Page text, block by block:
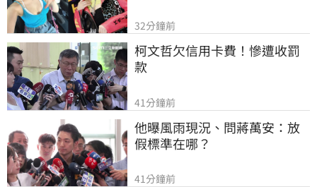
32分鐘前
柯文哲欠信用卡費！慘遭收罰
款
41分鐘前
他曝風雨現況、問蔣萬安：放
假標準在哪？
41分鐘前